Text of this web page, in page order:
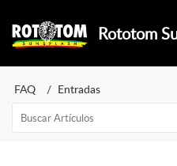
Rototom
FAQ Entradas